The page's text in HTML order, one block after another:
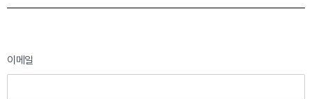
이메일